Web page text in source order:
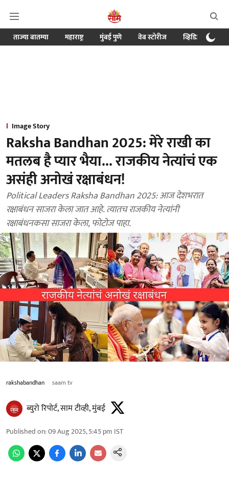
ताज्या बातम्या महाराष्ट्र मुंबई पुणे वेब स्टोरीज व्हिडिओ
Image Story
Raksha Bandhan 2025: मेरे राखी का
मतलब है प्यार भैया... राजकीय नेत्यांचं एक
असंही अनोखं रक्षाबंधन!
Political Leaders Raksha Bandhan 2025: आज देशभरात
रक्षाबंधन साजरा केला जात आहे. त्यातच राजकीय नेत्यांनी
रक्षाबंधनकसा साजरा केला, फोटोज पाहा.
rakshabandhan saam tv
ब्युरो रिपोर्ट, साम टीव्ही, मुंबई
Published on:09 Aug 2025, 5:45 pm IST